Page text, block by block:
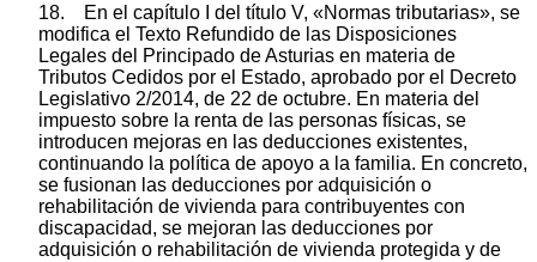
18. En el capítulo I del título V, «Normas tributarias», se
modifica el Texto Refundido de las Disposiciones
Legales del Principado de Asturias en materia de
Tributos Cedidos por el Estado, aprobado por el Decreto
Legislativo 2/2014, de 22 de octubre. En materia del
impuesto sobre la renta de las personas físicas, se
introducen mejoras en las deducciones existentes,
continuando la política de apoyo a la familia. En concreto,
se fusionan las deducciones por adquisición o
rehabilitación de vivienda para contribuyentes con
discapacidad, se mejoran las deducciones por
adquisición o rehabilitación de vivienda protegida y de